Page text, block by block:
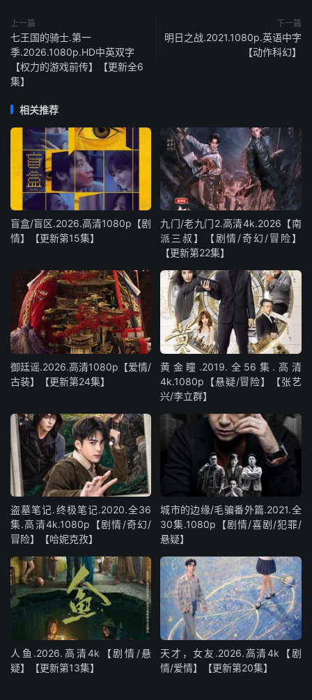
上一篇
七王国的骑士.第一
季.2026.1080p.HD中英双字
【权力的游戏前传】【更新全6
集】
下一篇
明日之战.2021.1080p.英语中字
【动作科幻】
相关推荐
盲盒/盲区.2026.高清1080p【剧
情】【更新第15集】
九门/老九门2.高清4k.2026【南
派三叔】【剧情/奇幻/冒险】
【更新第22集】
御廷谣.2026.高清1080p【爱情/
古装】【更新第24集】
黄金瞳.2019.全56集.高清
4k.1080p【悬疑/冒险】【张艺
兴/李立群】
盗墓笔记.终极笔记‎.2020.全36
集.高清4k.1080p【剧情/奇幻/
冒险】【哈妮克孜】
城市的边缘/毛骗番外篇.2021.全
30集.1080p【剧情/喜剧/犯罪/
悬疑】
人鱼.2026.高清4k【剧情/悬
疑】【更新第13集】
天才，女友.2026.高清4k【剧
情/爱情】【更新第20集】